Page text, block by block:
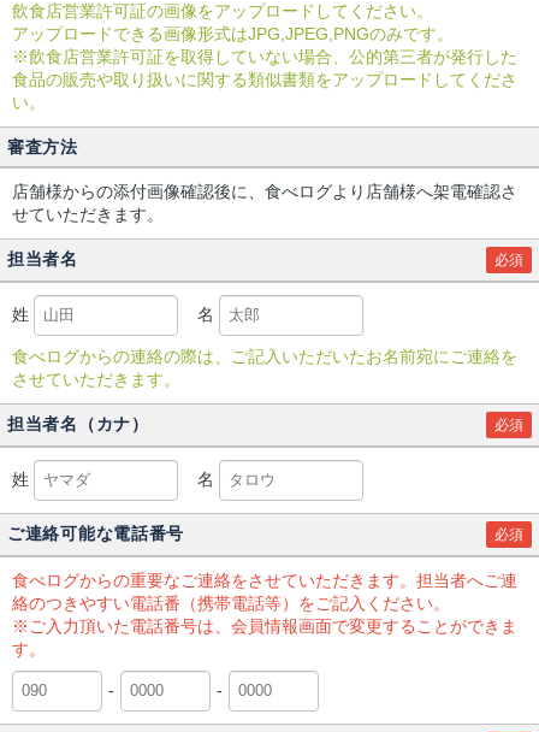
飲食店営業許可証の画像をアップロードしてください。
アップロードできる画像形式はJPG,JPEG,PNGのみです。
※飲食店営業許可証を取得していない場合、公的第三者が発行した
食品の販売や取り扱いに関する類似書類をアップロードしてくださ
い。
審査方法
店舗様からの添付画像確認後に、食べログより店舗様へ架電確認さ
せていただきます。
担当者名 必須
姓 名
食べログからの連絡の際は、ご記入いただいたお名前宛にご連絡を
させていただきます。
担当者名（カナ） 必須
姓 名
ご連絡可能な電話番号 必須
食べログからの重要なご連絡をさせていただきます。担当者へご連
絡のつきやすい電話番（携帯電話等）をご記入ください。
※ご入力頂いた電話番号は、会員情報画面で変更することができま
す。
- -